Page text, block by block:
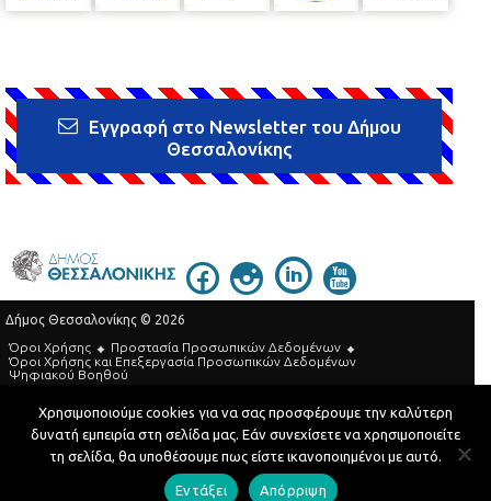
Εγγραφή στο Newsletter του Δήμου
Θεσσαλονίκης
Δήμος Θεσσαλονίκης © 2026
Όροι Χρήσης
Προστασία Προσωπικών Δεδομένων
Όροι Xρήσης και Eπεξεργασία Προσωπικών Δεδομένων
Ψηφιακού Βοηθού
Τηλεφωνικός Κατάλογος
Developed by MyCompany Projects
Χρησιμοποιούμε cookies για να σας προσφέρουμε την καλύτερη
δυνατή εμπειρία στη σελίδα μας. Εάν συνεχίσετε να χρησιμοποιείτε
τη σελίδα, θα υποθέσουμε πως είστε ικανοποιημένοι με αυτό.
Εντάξει Απόρριψη